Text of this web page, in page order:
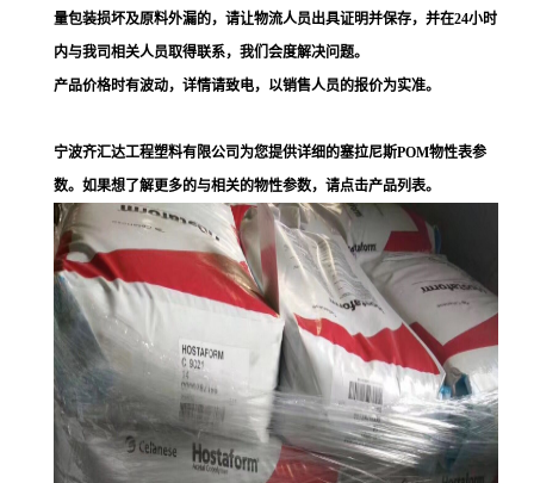
量包装损坏及原料外漏的，请让物流人员出具证明并保存，并在24小时
内与我司相关人员取得联系，我们会度解决问题。
产品价格时有波动，详情请致电，以销售人员的报价为实准。
宁波齐汇达工程塑料有限公司为您提供详细的塞拉尼斯POM物性表参
数。如果想了解更多的与相关的物性参数，请点击产品列表。